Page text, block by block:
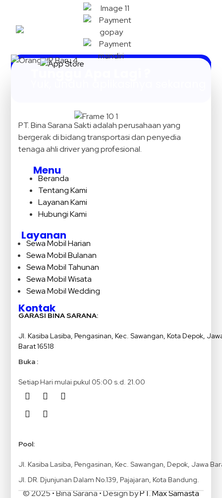
Tunggu Apa Lagi ?
PT. Bina Sarana Sakti adalah perusahaan yang
bergerak di bidang transportasi dan penyedia
tenaga ahli driver yang profesional.
Menu
Beranda
Tentang Kami
Layanan Kami
Hubungi Kami
Layanan
Sewa Mobil Harian
Sewa Mobil Bulanan
Sewa Mobil Tahunan
Sewa Mobil Wisata
Sewa Mobil Wedding
Kontak
GARASI BINA SARANA:
Jl. Kasiba Lasiba, Pengasinan, Kec. Sawangan, Kota Depok,
Barat 16518
Buka :
Setiap Hari mulai pukul 05:00 s.d. 21.00
Pool:
Jl. Kasiba Lasiba, Pengasinan, Kec. Sawangan, Depok, Jawa
Jl. DR. Djunjunan Dalam No.139, Pajajaran, Kota Bandung.
© 2025 • Bina Sarana • Design byPT. Max Samasta